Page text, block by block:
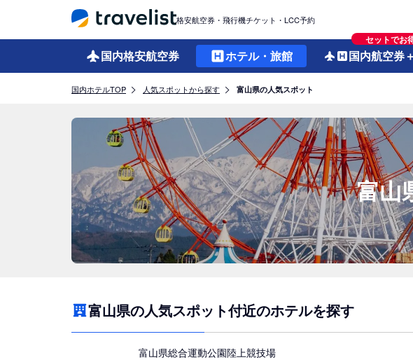
格安航空券・飛行機チケット・LCC予約
国内格安航空券 ホテル・旅館
セットでお
国内航空券
国内ホテルTOP 人気スポットから探す 富山県の人気スポット
富山
富山県の人気スポット付近のホテルを探す
富山県総合運動公園陸上競技場